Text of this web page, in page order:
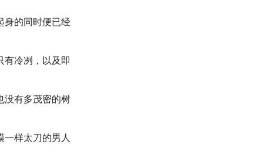
身的同时便已经
有冷冽，以及即
没有多茂密的树
一样太刀的男人